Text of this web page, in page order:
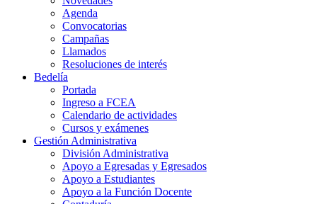
Agenda
Convocatorias
Campañas
Llamados
Resoluciones de interés
Bedelía
Portada
Ingreso a FCEA
Calendario de actividades
Cursos y exámenes
Gestión Administrativa
División Administrativa
Apoyo a Egresadas y Egresados
Apoyo a Estudiantes
Apoyo a la Función Docente